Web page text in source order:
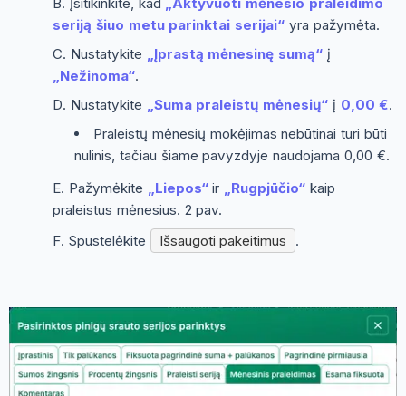
seriją šiuo metu parinktai serijai“ yra pažymėta.
Nustatykite „Įprastą mėnesinę sumą“ į
„Nežinoma“.
Nustatykite „Suma praleistų mėnesių“ į 0,00 €.
Praleistų mėnesių mokėjimas nebūtinai turi būti
nulinis, tačiau šiame pavyzdyje naudojama 0,00 €.
Pažymėkite „Liepos“ir „Rugpjūčio“ kaip
praleistus mėnesius. 2 pav.
Spustelėkite
Išsaugoti pakeitimus .